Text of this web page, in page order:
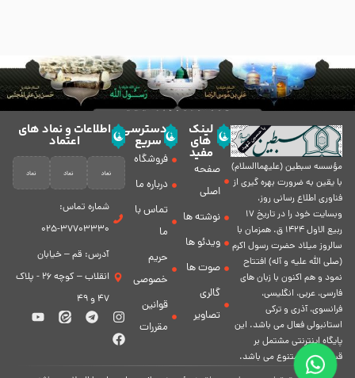
مؤسسه سبطين (عليهماالسلام)
با يقين به ضرورت بهره گیرى از
فناورى اطلاع رسانى روز،
وبسایت خود را در تاريخ 17
ربيع الاول 1424 ق. همزمان با
سالروز ميلاد حضرت رسول اكرم
(صلی الله علیه و آله) افتتاح
نمود و هم اكنون با زبان های
فارسی، عربى، انگلیسی،
فرانسوی، آذری و ترکی
استانبولی فعال مى باشد. اين
پايگاه اينترنتى مشتمل بر
قسمت هاى متنوع مى باشد.
لینک
های
مفید
صفحه
اصلی
نوشته ها
ویدئو ها
صوت ها
گالری
تصاویر
دسترسی
سریع
فروشگاه
درباره ما
تماس با
ما
حریم
خصوصی
قوانین
مقررات
اطلاعات و نماد های
اعتماد
شماره تماس:
37703330-025
آدرس: قم – خیابان
انقلاب – کوچه 26 - پلاک
47 و 49